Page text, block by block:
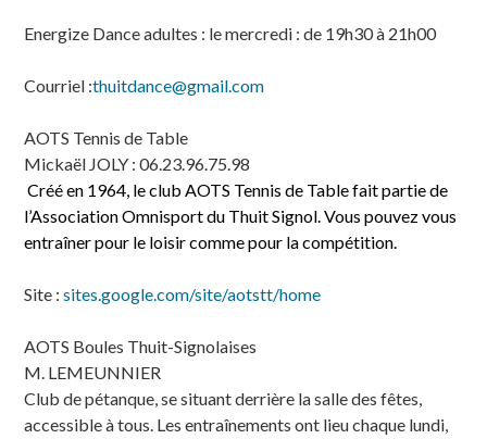
Energize Dance adultes : le mercredi : de 19h30 à 21h00
Courriel :thuitdance@gmail.com
AOTS Tennis de Table
Mickaël JOLY : 06.23.96.75.98
Créé en 1964, le club AOTS Tennis de Table fait partie de
l’Association Omnisport du Thuit Signol. Vous pouvez vous
entraîner pour le loisir comme pour la compétition.
Site :sites.google.com/site/aotstt/home
AOTS Boules Thuit-Signolaises
M. LEMEUNNIER
Club de pétanque, se situant derrière la salle des fêtes,
accessible à tous. Les entraînements ont lieu chaque lundi,